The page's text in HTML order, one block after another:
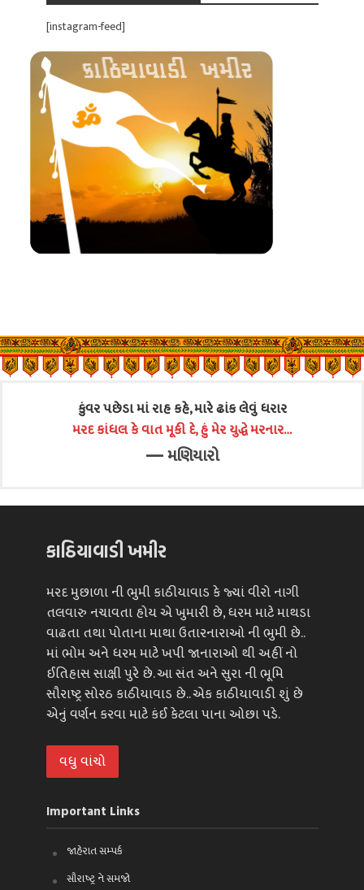
[instagram-feed]
કુંવર પછેડા માં રાહ કહે, મારે ઢાંક લેવું ધરાર
મરદ કાંધલ કે વાત મૂકી દે, હું મેર યુદ્ધે મરનાર…
—મણિયારો
કાઠિયાવાડી ખમીર
મરદ મુછાળા ની ભુમી કાઠીયાવાડ કે જ્યાં વીરો નાગી
તલવારુ નચાવતા હોય એ ખુમારી છે, ધરમ માટે માથડા
વાઢતા તથા પોતાના માથા ઉતારનારાઓ ની ભુમી છે..
માં ભોમ અને ધરમ માટે ખપી જાનારાઓ થી અહીં નો
ઈતિહાસ સાક્ષી પુરે છે. આ સંત અને સુરા ની ભૂમિ
સૌરાષ્ટ્ર સોરઠ કાઠીયાવાડ છે.. એક કાઠીયાવાડી શું છે
એનું વર્ણન કરવા માટે કંઈ કેટલા પાના ઓછા પડે.
વધુ વાંચો
Important Links
જાહેરાત સમ્પર્ક
સૌરાષ્ટ્ર ને સમજો